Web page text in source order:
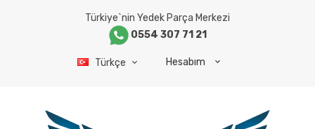
Türkiye`nin Yedek Parça Merkezi
0554 307 71 21
Türkçe Hesabım